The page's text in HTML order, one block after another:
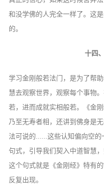
和没学佛的人完全一样了。这
的。
十四
学习金刚般若法门，是为了帮
慧去观察世界， 观察每个事物
若，进而成就实相般若。《金
乃至无寿者相， 还讲到佛身是
法可说的......这些认知偏向空的
句式，引导我们契入中道智慧
这个句式就是《金刚经》特有的
反复出现。